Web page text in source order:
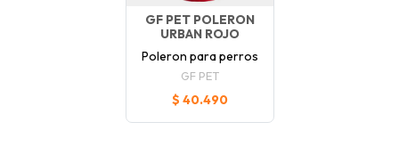
GF PET POLERON
URBAN ROJO
Poleron para perros
GF PET
$ 40.490